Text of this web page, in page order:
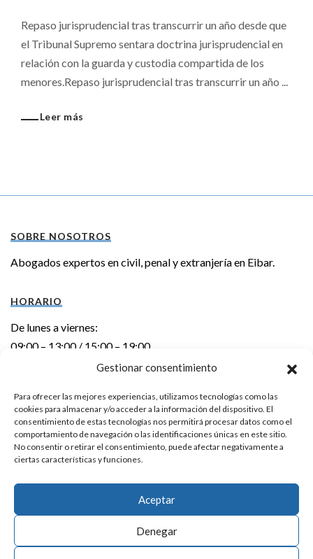
Gestionar consentimiento
Para ofrecer las mejores experiencias, utilizamos tecnologías como las
cookies para almacenar y/o acceder a la información del dispositivo. El
consentimiento de estas tecnologías nos permitirá procesar datos como el
comportamiento de navegación o las identificaciones únicas en este sitio.
No consentir o retirar el consentimiento, puede afectar negativamente a
ciertas características y funciones.
Aceptar
Denegar
Repaso jurisprudencial tras transcurrir un año desde que
el Tribunal Supremo sentara doctrina jurisprudencial en
relación con la guarda y custodia compartida de los
menores.Repaso jurisprudencial tras transcurrir un año ...
Leer más
SOBRE NOSOTROS
Abogados expertos en civil, penal y extranjería en Eibar.
HORARIO
De lunes a viernes:
09:00 – 13:00 / 15:00 – 19:00
Errebal kalea 6 – 1º izda.
20600 EIBAR (Gipuzkoa)
E-mail:info@laka.eus